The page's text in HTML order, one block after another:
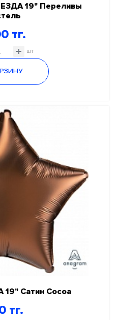
19" Переливы
тг.
шт
Сатин Cocoa
тг.